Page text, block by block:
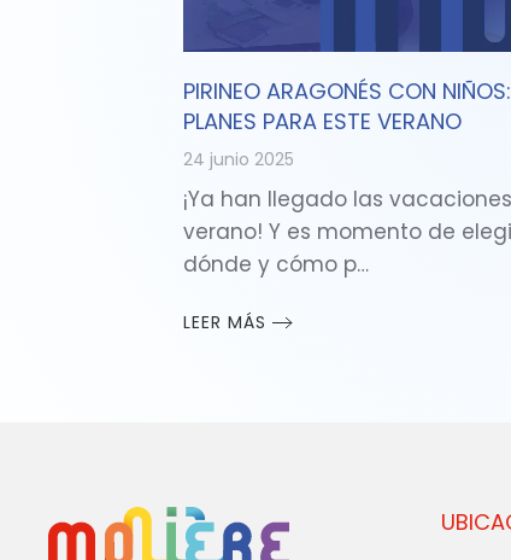
PIRINEO ARAGONÉS CON
PLANES PARA ESTE VERANO
24 junio 2025
¡Ya han llegado las
verano! Y es momento de
dónde y cómo p…
LEER MÁS